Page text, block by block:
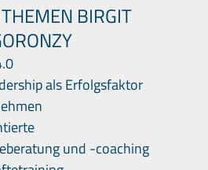
BIRGIT
als Erfolgsfaktor
e
und -coaching